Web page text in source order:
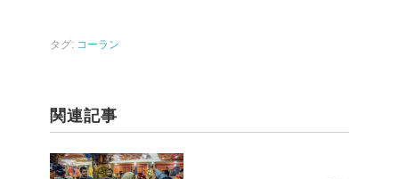
タグ: コーラン
関連記事